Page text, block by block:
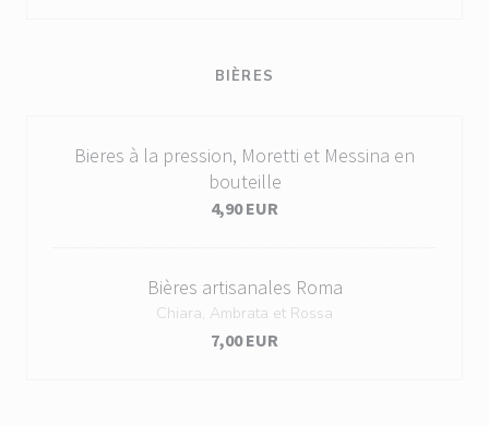
BIÈRES
Bieres à la pression, Moretti et Messina en
bouteille
4,90 EUR
Bières artisanales Roma
Chiara, Ambrata et Rossa
7,00 EUR